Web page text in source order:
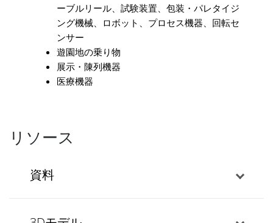
ーブルリール、試験装置、包装・パレタイジ
ング機械、ロボット、プロセス機器、回転セ
ンサー
遊園地の乗り物
展示・陳列機器
医療機器
リソース
資料